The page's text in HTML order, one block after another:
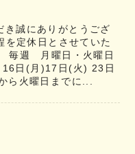
き誠にありがとうござ
定休日とさせていた
毎週 月曜日・火曜日
日(月)17日(火) 23日
ら火曜日までに...